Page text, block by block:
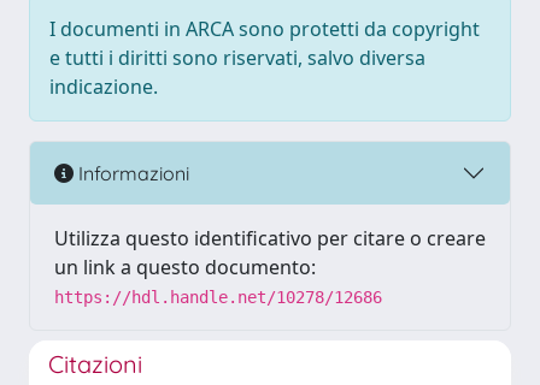
I documenti in ARCA sono protetti da copyright
e tutti i diritti sono riservati, salvo diversa
indicazione.
Informazioni
Utilizza questo identificativo per citare o creare
un link a questo documento:
https://hdl.handle.net/10278/12686
Citazioni